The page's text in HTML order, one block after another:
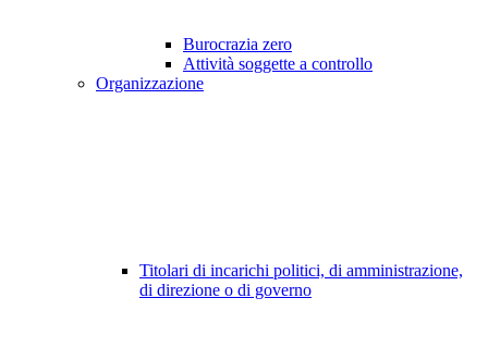
Burocrazia zero
Attività soggette a controllo
Organizzazione
Titolari di incarichi politici, di amministrazione,
di direzione o di governo